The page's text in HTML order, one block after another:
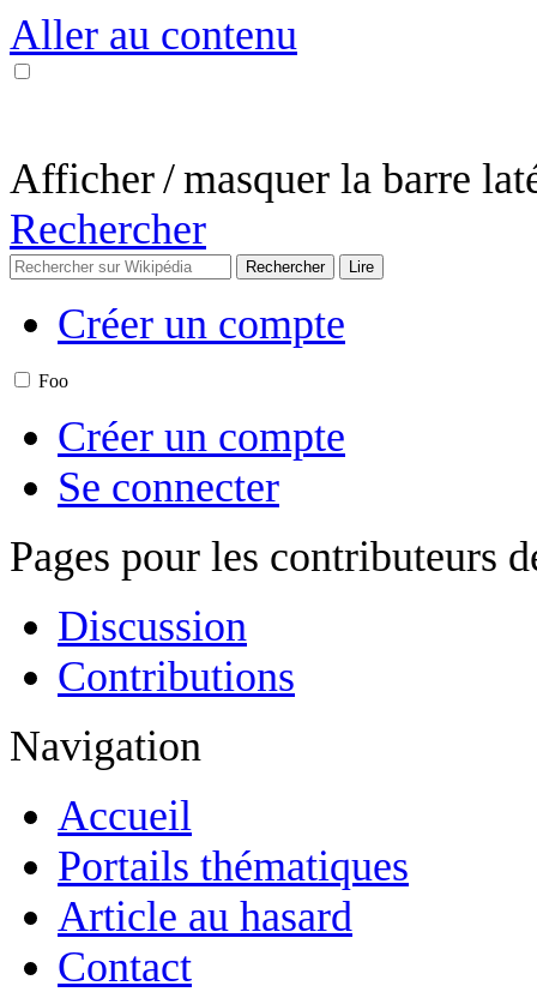
Aller au contenu
Afficher / masquer la barre
Rechercher
Créer un compte
Foo
Créer un compte
Se connecter
Pages pour les contributeurs
Discussion
Contributions
Navigation
Accueil
Portails thématiques
Article au hasard
Contact